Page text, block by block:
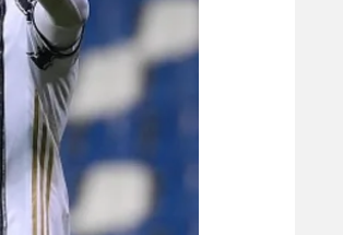
תנאי שימוש
מדיניות פרטיות
תקנון פעילות ספורט 1
רשיון להקרנה פומבית לבית עסק
הצטרפות לחבילת הערוצים
לוח דרושים – ג'ובנט